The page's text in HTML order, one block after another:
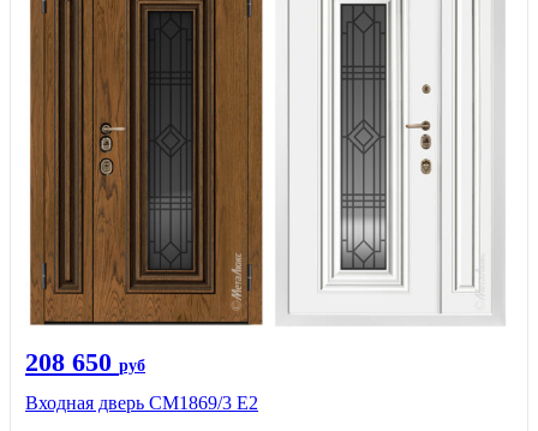
208 650 руб
Входная дверь СМ1869/3 Е2